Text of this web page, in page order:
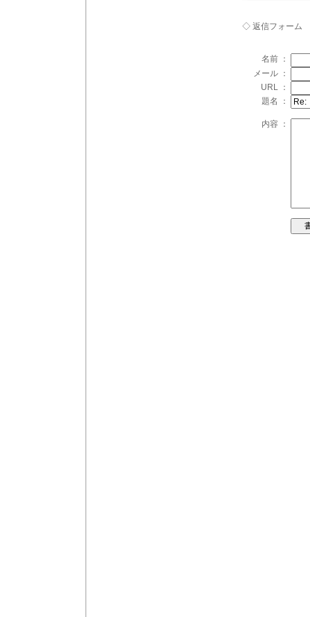
◇ 返信フォーム
名前 ：
メール ：
URL ：
題名 ：
内容 ：